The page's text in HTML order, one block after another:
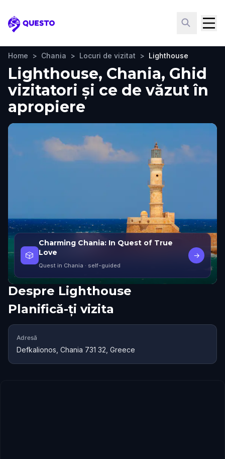
Questo
Home > Chania > Locuri de vizitat > Lighthouse
Lighthouse, Chania, Ghid
vizitatori și ce de văzut în
apropiere
🎲
Charming Chania: In Quest of True
Love
Quest in Chania · self-guided
→
Despre Lighthouse
Planifică-ți vizita
Adresă
Defkalionos, Chania 731 32, Greece